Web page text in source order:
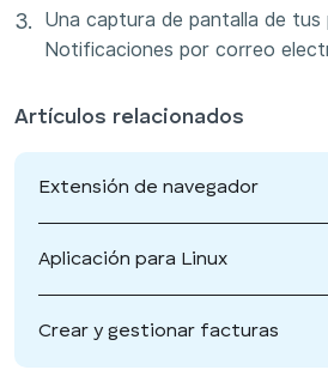
Una captura de pantalla de tus
Notificaciones por correo
Artículos relacionados
Extensión de navegador
Aplicación para Linux
Crear y gestionar facturas